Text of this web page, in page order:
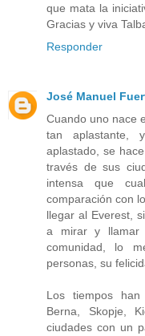
que mata la
Gracias y viva
Responder
José Manuel
Cuando uno nace
tan aplastante,
aplastado, se
través de sus
intensa que
comparación con
llegar al Everest,
a mirar y llamar
comunidad, lo
personas, su
Los tiempos
Berna, Skopje,
ciudades con un